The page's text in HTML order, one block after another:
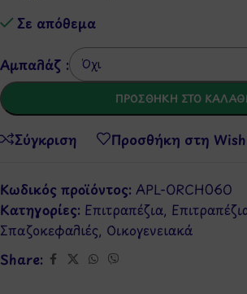
Σε απόθεμα
Αμπαλάζ :
ΠΡΟΣΘΉΚΗ ΣΤΟ ΚΑΛΆΘΙ
Σύγκριση Προσθήκη στη
Κωδικός προϊόντος: APL-ORCH060
Κατηγορίες: Επιτραπέζια,
Σπαζοκεφαλιές, Οικογενειακά
Share: